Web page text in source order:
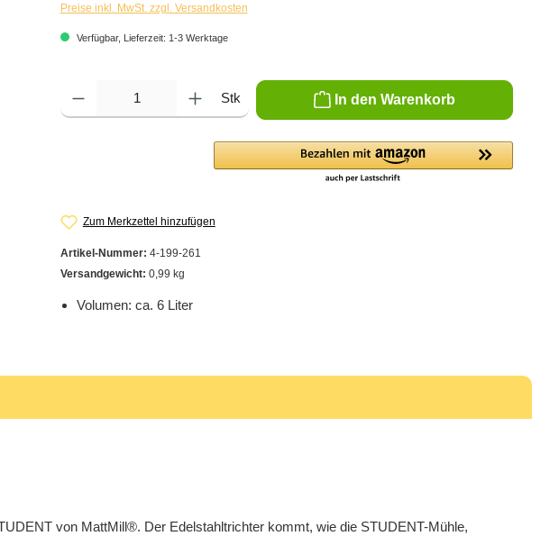
Preise inkl. MwSt. zzgl. Versandkosten
Verfügbar, Lieferzeit: 1-3 Werktage
Produkt Anzahl: Gib den gewünschten Wert ein oder benutze die Schaltflächen um die Anzahl zu
Stk In den Warenkorb
Zum Merkzettel hinzufügen
Artikel-Nummer: 4-199-261
Versandgewicht: 0,99 kg
Volumen: ca. 6 Liter
von MattMill®. Der Edelstahltrichter kommt, wie die STUDENT-Mühle,